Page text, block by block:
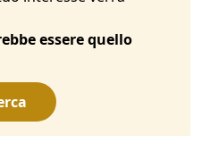
essere quello